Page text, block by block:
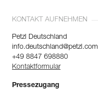
KONTAKT AUFNEHMEN
Petzl Deutschland
info.deutschland@petzl.com
+49 8847 698880
Kontaktformular
Pressezugang